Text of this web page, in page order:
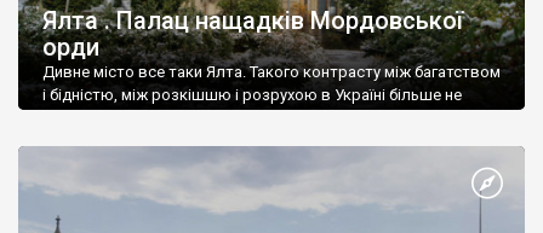
Ялта . Палац нащадків Мордовської
орди
Дивне місто все таки Ялта. Такого контрасту між багатством
і бідністю, між розкішшю і розрухою в Україні більше не